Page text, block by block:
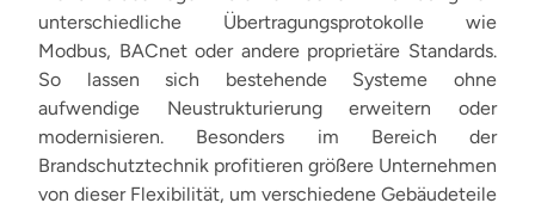
unterschiedliche Übertragungsprotokolle wie
Modbus, BACnet oder andere proprietäre Standards.
So lassen sich bestehende Systeme ohne
aufwendige Neustrukturierung erweitern oder
modernisieren. Besonders im Bereich der
Brandschutztechnik profitieren größere Unternehmen
von dieser Flexibilität, um verschiedene Gebäudeteile